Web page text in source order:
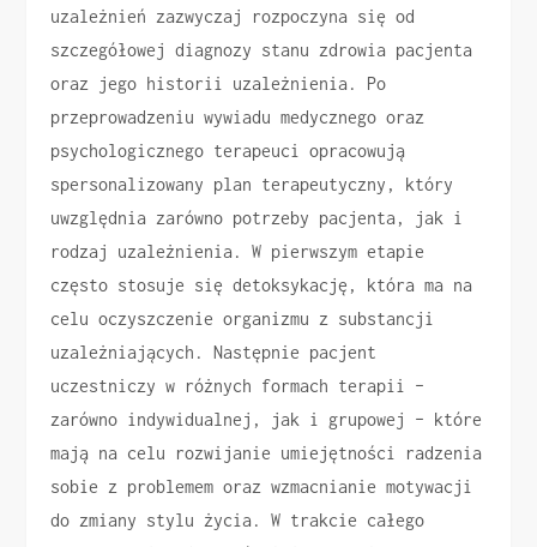
uzależnień zazwyczaj rozpoczyna się od
szczegółowej diagnozy stanu zdrowia pacjenta
oraz jego historii uzależnienia. Po
przeprowadzeniu wywiadu medycznego oraz
psychologicznego terapeuci opracowują
spersonalizowany plan terapeutyczny, który
uwzględnia zarówno potrzeby pacjenta, jak i
rodzaj uzależnienia. W pierwszym etapie
często stosuje się detoksykację, która ma na
celu oczyszczenie organizmu z substancji
uzależniających. Następnie pacjent
uczestniczy w różnych formach terapii –
zarówno indywidualnej, jak i grupowej – które
mają na celu rozwijanie umiejętności radzenia
sobie z problemem oraz wzmacnianie motywacji
do zmiany stylu życia. W trakcie całego